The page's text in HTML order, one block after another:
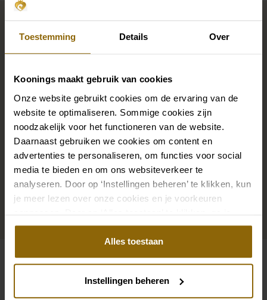
Toestemming Details Over
Koonings maakt gebruik van cookies
Onze website gebruikt cookies om de ervaring van de
website te optimaliseren. Sommige cookies zijn
noodzakelijk voor het functioneren van de website.
Daarnaast gebruiken we cookies om content en
advertenties te personaliseren, om functies voor social
media te bieden en om ons websiteverkeer te
analyseren. Door op ‘Instellingen beheren’ te klikken, kun
je meer lezen over onze cookies en je voorkeuren
aanpassen. Door op ‘Alles toestaan’ te klikken, ga je
akkoord met het gebruik van alle cookies.
Alles toestaan
Instellingen beheren
Maak jouw bridallook
compleet
De perfecte trouwschoenen voor onder je trouwjurk,
maar ook kettingen, armbanden en oorbellen die
precies bij je bruidsjurk passen of een prachtige sluier,
haarband of haarspeld voor je bruidskapsel: jouw
bruidslook is pas af met bijpassende accessoires. Met
onze grote accessoire winkel met accessoires voor
bruid en bruidegom vind je de perfecte match met
jouw jurk of trouwkostuum.
Ga naar accessoires
Bekijk ook eens